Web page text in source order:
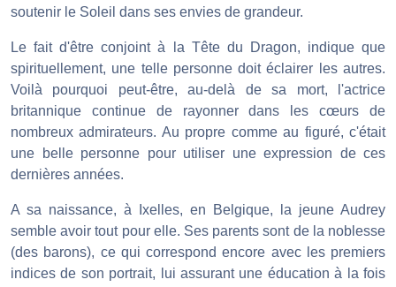
soutenir le Soleil dans ses envies de grandeur.
Le fait d'être conjoint à la Tête du Dragon, indique que
spirituellement, une telle personne doit éclairer les autres.
Voilà pourquoi peut-être, au-delà de sa mort, l'actrice
britannique continue de rayonner dans les cœurs de
nombreux admirateurs. Au propre comme au figuré, c'était
une belle personne pour utiliser une expression de ces
dernières années.
A sa naissance, à Ixelles, en Belgique, la jeune Audrey
semble avoir tout pour elle. Ses parents sont de la noblesse
(des barons), ce qui correspond encore avec les premiers
indices de son portrait, lui assurant une éducation à la fois